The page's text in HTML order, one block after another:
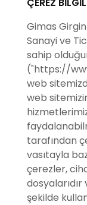
Gimas
Sanayi ve
sahip
("https://
web
web
tarafından
vasıtayla
çerezler,
şekilde